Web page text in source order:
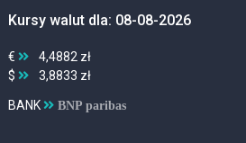
Kursy walut dla: 08-08-2026
€
4,4882 zł
$
3,8833 zł
BANK BNP paribas